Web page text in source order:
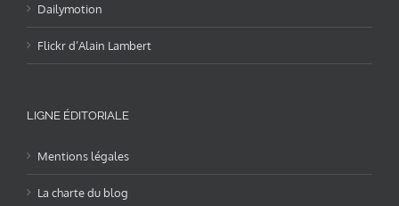
Dailymotion
Flickr d’Alain Lambert
LIGNE ÉDITORIALE
Mentions légales
La charte du blog